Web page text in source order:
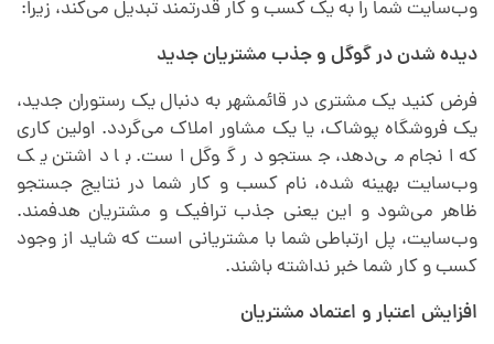
وب‌سایت شما را به یک کسب و کار قدرتمند تبدیل می‌کند، زیرا:
دیده شدن در گوگل و جذب مشتریان جدید
فرض کنید یک مشتری در قائمشهر به دنبال یک رستوران جدید،
یک فروشگاه پوشاک، یا یک مشاور املاک می‌گردد. اولین کاری
که انجام می‌دهد، جستجو در گوگل است. با داشتن یک
وب‌سایت بهینه شده، نام کسب و کار شما در نتایج جستجو
ظاهر می‌شود و این یعنی جذب ترافیک و مشتریان هدفمند.
وب‌سایت، پل ارتباطی شما با مشتریانی است که شاید از وجود
کسب و کار شما خبر نداشته باشند.
افزایش اعتبار و اعتماد مشتریان